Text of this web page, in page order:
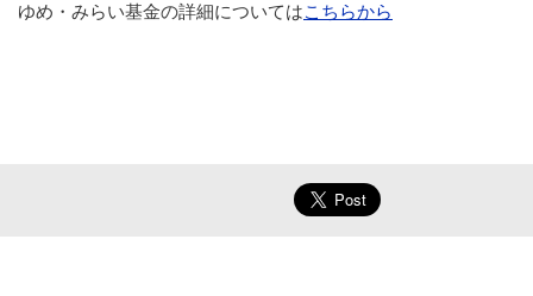
ゆめ・みらい基金の詳細についてはこちらから